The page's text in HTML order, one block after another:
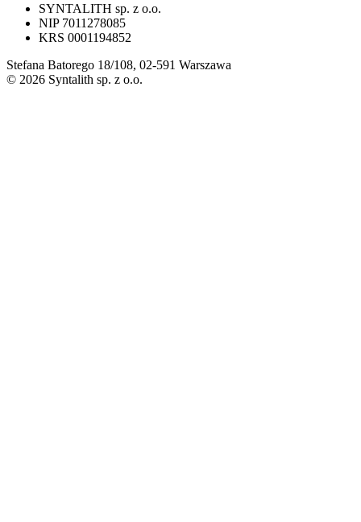
SYNTALITH sp. z o.o.
NIP 7011278085
KRS 0001194852
Stefana Batorego 18/108, 02-591 Warszawa
© 2026 Syntalith sp. z o.o.